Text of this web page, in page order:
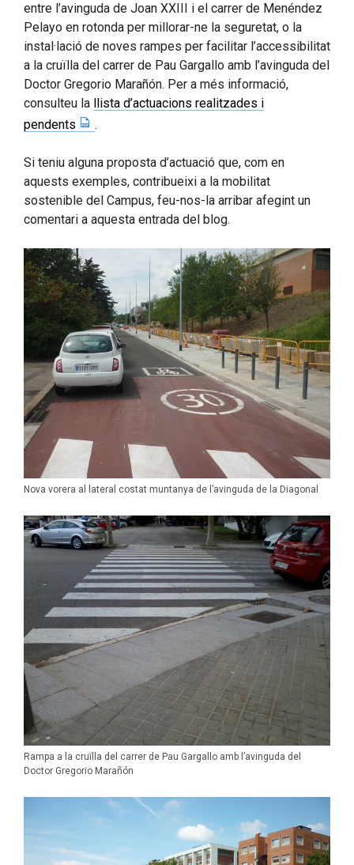
entre l’avinguda de Joan XXIII i el carrer de Menéndez
Pelayo en rotonda per millorar-ne la seguretat, o la
instal·lació de noves rampes per facilitar l’accessibilitat
a la cruïlla del carrer de Pau Gargallo amb l’avinguda del
Doctor Gregorio Marañón. Per a més informació,
consulteu la llista d’actuacions realitzades i
pendents
.
Si teniu alguna proposta d’actuació que, com en
aquests exemples, contribueixi a la mobilitat
sostenible del Campus, feu-nos-la arribar afegint un
comentari a aquesta entrada del blog.
Nova vorera al lateral costat muntanya de l’avinguda de la Diagonal
Rampa a la cruïlla del carrer de Pau Gargallo amb l’avinguda del
Doctor Gregorio Marañón